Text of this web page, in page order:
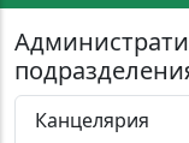
Канцелярия